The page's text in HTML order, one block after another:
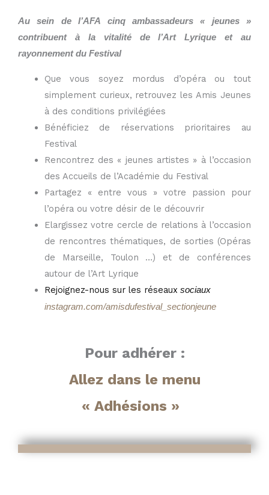
Au sein de l’AFA cinq ambassadeurs « jeunes »
contribuent à la vitalité de l’Art Lyrique et au
rayonnement du Festival
Que vous soyez mordus d’opéra ou tout
simplement curieux, retrouvez les Amis Jeunes
à des conditions privilégiées
Bénéficiez de réservations prioritaires au
Festival
Rencontrez des « jeunes artistes » à l’occasion
des Accueils de l’Académie du Festival
Partagez « entre vous » votre passion pour
l’opéra ou votre désir de le découvrir
Elargissez votre cercle de relations à l’occasion
de rencontres thématiques, de sorties (Opéras
de Marseille, Toulon …) et de conférences
autour de l’Art Lyrique
Rejoignez-nous sur les réseaux sociaux
instagram.com/amisdufestival_sectionjeune
Pour adhérer :
Allez dans le menu
« Adhésions »